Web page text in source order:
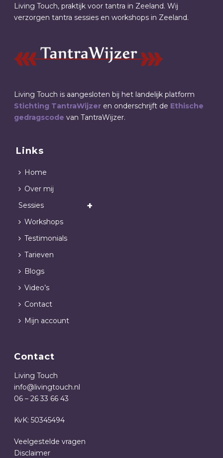
Living Touch, praktijk voor tantra in Zeeland. Wij
verzorgen tantra sessies en workshops in Zeeland.
Living Touch is aangesloten bij het landelijk platform
Stichting TantraWijzer en onderschrijft de Ethische
gedragscode van TantraWijzer.
Links
Home
Over mij
Sessies
Workshops
Testimonials
Tarieven
Blogs
Video’s
Contact
Mijn account
Contact
Living Touch
info@livingtouch.nl
06 – 26 33 66 43
KvK: 50345494
Veelgestelde vragen
Disclaimer